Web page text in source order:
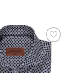
Προσθήκη
στη Λίστα
Επιθυμίας